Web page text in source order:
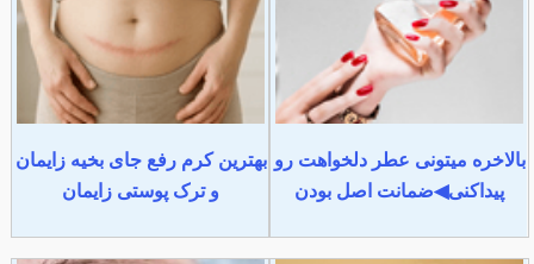
بالاخره میتونی عطر دلخواهت رو
پیداکنی◀ضمانت اصل بودن
بهترین کرم رفع جای بخیه زایمان
و ترک پوستی زایمان